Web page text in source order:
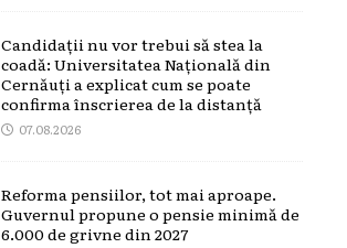
Candidații nu vor trebui să stea la
coadă: Universitatea Națională din
Cernăuți a explicat cum se poate
confirma înscrierea de la distanță
07.08.2026
Reforma pensiilor, tot mai aproape.
Guvernul propune o pensie minimă de
6.000 de grivne din 2027